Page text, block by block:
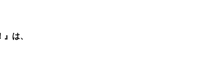
は、